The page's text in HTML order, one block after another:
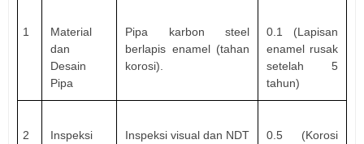
1
Material
dan
Desain
Pipa
Pipa karbon steel
berlapis enamel (tahan
korosi).
0.1 (Lapisan
enamel rusak
setelah 5
tahun)
2
Inspeksi
Inspeksi visual dan NDT
0.5 (Korosi